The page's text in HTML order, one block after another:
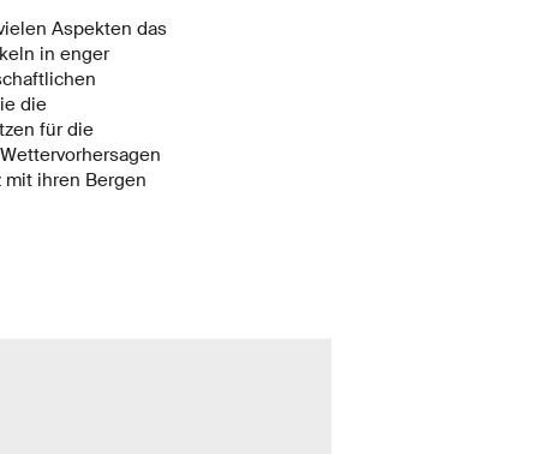
Aspekten das
in enger
die
für die
ihren Bergen